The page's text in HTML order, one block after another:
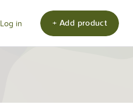
Log in + Add product